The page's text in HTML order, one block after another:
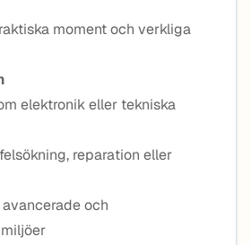
moment och verkliga
elektronik eller tekniska
reparation eller
och